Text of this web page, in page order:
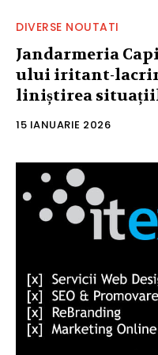
DIVERSE NOUTATI
Jandarmeria
ului iritant-
liniștirea
15 IANUARIE 2026